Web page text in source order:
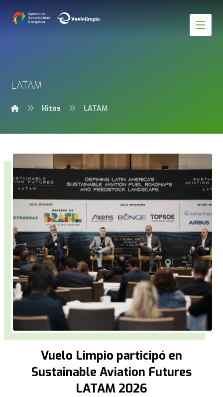
LATAM
Hitos LATAM
Vuelo Limpio participó en
Sustainable Aviation Futures
LATAM 2026